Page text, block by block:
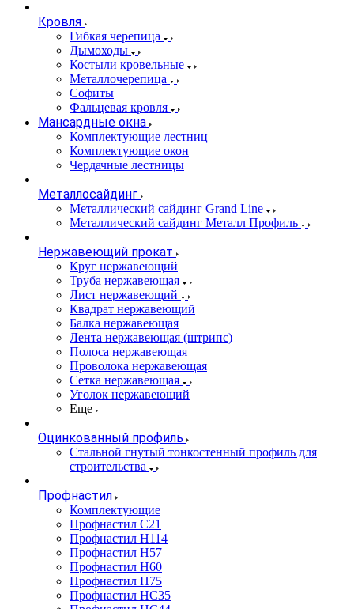
Кровля
Гибкая черепица
Дымоходы
Костыли кровельные
Металлочерепица
Софиты
Фальцевая кровля
Мансардные окна
Комплектующие лестниц
Комплектующие окон
Чердачные лестницы
Металлосайдинг
Металлический сайдинг Grand Line
Металлический сайдинг Металл Профиль
Нержавеющий прокат
Круг нержавеющий
Труба нержавеющая
Лист нержавеющий
Квадрат нержавеющий
Балка нержавеющая
Лента нержавеющая (штрипс)
Полоса нержавеющая
Проволока нержавеющая
Сетка нержавеющая
Уголок нержавеющий
Еще
Оцинкованный профиль
Стальной гнутый тонкостенный профиль для
строительства
Профнастил
Комплектующие
Профнастил C21
Профнастил Н114
Профнастил Н57
Профнастил Н60
Профнастил Н75
Профнастил НС35